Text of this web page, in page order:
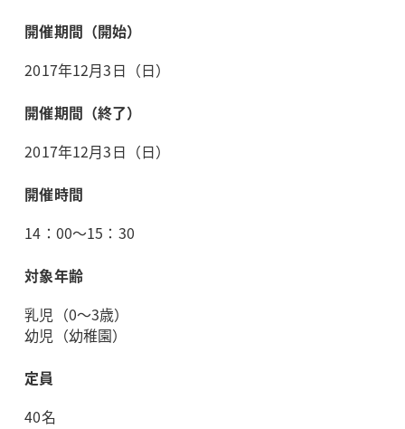
開催期間（開始）
2017年12月3日（日）
開催期間（終了）
2017年12月3日（日）
開催時間
14：00～15：30
対象年齢
乳児（0～3歳）
幼児（幼稚園）
定員
40名